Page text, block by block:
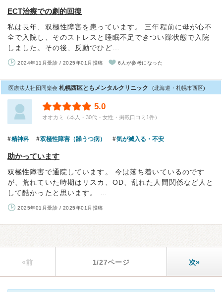
ECT治療での劇的回復
私は長年、双極性障害を患っています。 三年程前に母が心不
全で入院し、そのストレスと睡眠不足できつい躁状態で入院
しました。その後、反動でひど…
2024年11月受診 / 2025年01月投稿 6人が参考になった
医療法人社団同楽会 札幌西区ともメンタルクリニック (北海道・札幌市西区)
5.0
オオカミ（本人・30代・女性・掲載口コミ1件）
精神科 双極性障害（躁うつ病） 気が滅入る・不安
助かっています
双極性障害で通院しています。 今は落ち着いているのです
が、荒れていた時期はリスカ、OD、乱れた人間関係など人と
して酷かったと思います。 …
2025年01月受診 / 2025年01月投稿
«前 1/27ページ 次»